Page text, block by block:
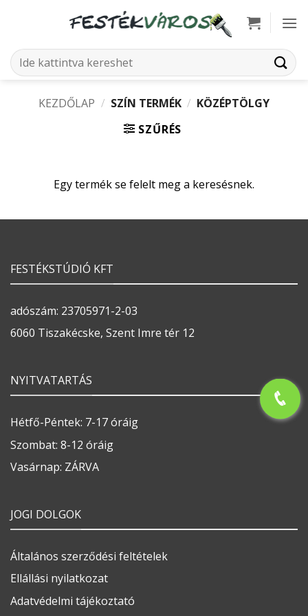
Keresés
a
KEZDŐLAP / SZÍN TERMÉK / KÖZÉPTÖLGY
SZŰRÉS
Egy termék se felelt meg a keresésnek.
FESTÉKSTÚDIÓ KFT
adószám: 23705971-2-03
6060 Tiszakécske, Szent Imre tér 12
NYITVATARTÁS
Hétfő-Péntek: 7-17 óráig
Szombat: 8-12 óráig
Vasárnap: ZÁRVA
JOGI DOLGOK
Általános szerződési feltételek
Ellállási nyilatkozat
Adatvédelmi tájékoztató